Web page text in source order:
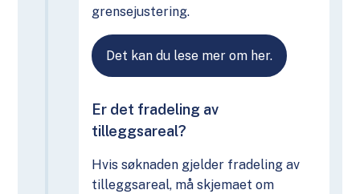
grensejustering.
Det kan du lese mer om her.
Er det fradeling av
tilleggsareal?
Hvis søknaden gjelder fradeling av
tilleggsareal, må skjemaet om